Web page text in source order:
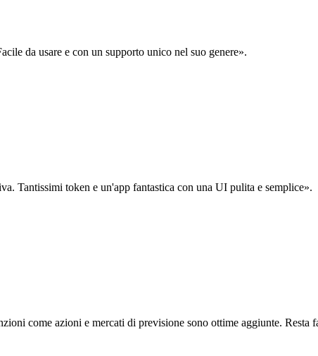
da usare e con un supporto unico nel suo genere».
Tantissimi token e un'app fantastica con una UI pulita e semplice».
come azioni e mercati di previsione sono ottime aggiunte. Resta